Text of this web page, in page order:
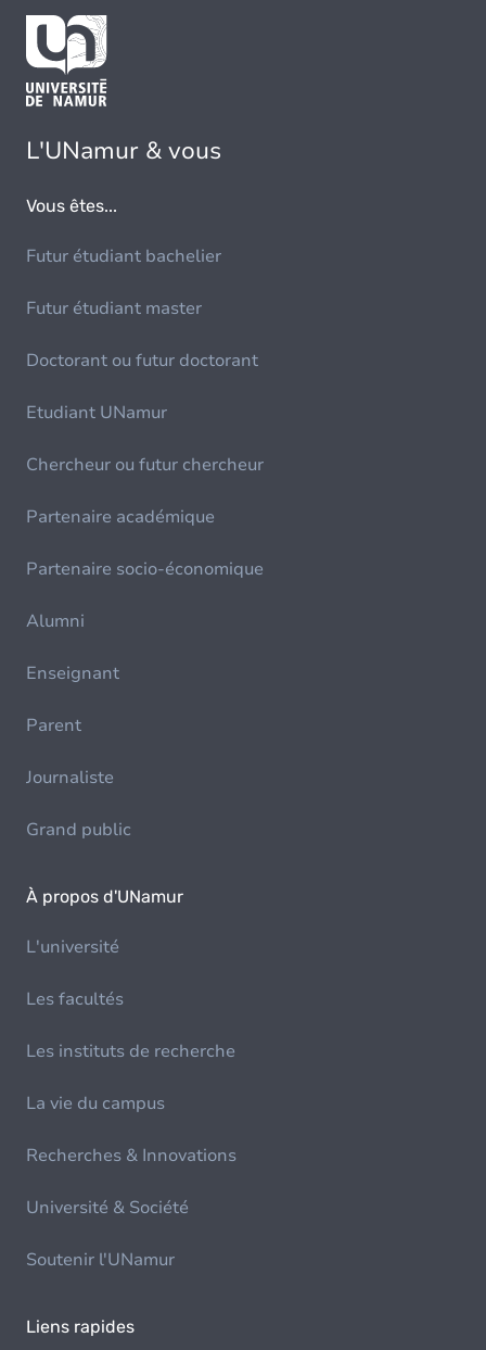
L'UNamur & vous
Vous êtes...
Futur étudiant bachelier
Futur étudiant master
Doctorant ou futur doctorant
Etudiant UNamur
Chercheur ou futur chercheur
Partenaire académique
Partenaire socio-économique
Alumni
Enseignant
Parent
Journaliste
Grand public
À propos d'UNamur
L'université
Les facultés
Les instituts de recherche
La vie du campus
Recherches & Innovations
Université & Société
Soutenir l'UNamur
Liens rapides